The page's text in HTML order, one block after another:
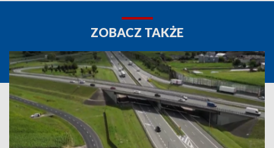
ZOBACZ TAKŻE